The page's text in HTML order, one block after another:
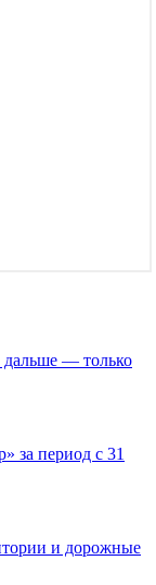
дальше — только
за период с 31
и дорожные